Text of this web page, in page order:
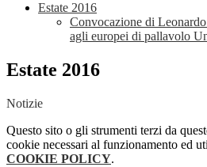
Estate 2016
Convocazione di
agli europei di pallavolo
Estate 2016
Notizie
Questo sito o gli strumenti terzi da
cookie necessari al funzionamento ed
COOKIE POLICY.